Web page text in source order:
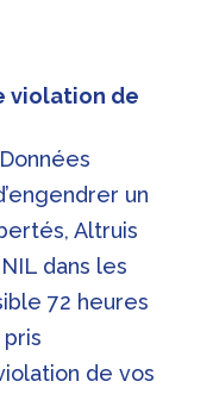
violation de
un
Altruis
dans les
72 heures
de vos